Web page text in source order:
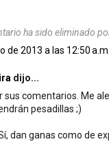
ha sido eliminado
de 2013 a las 12:50 a.m.
dijo...
sus comentarios. Me
pesadillas ;)
dan ganas como de